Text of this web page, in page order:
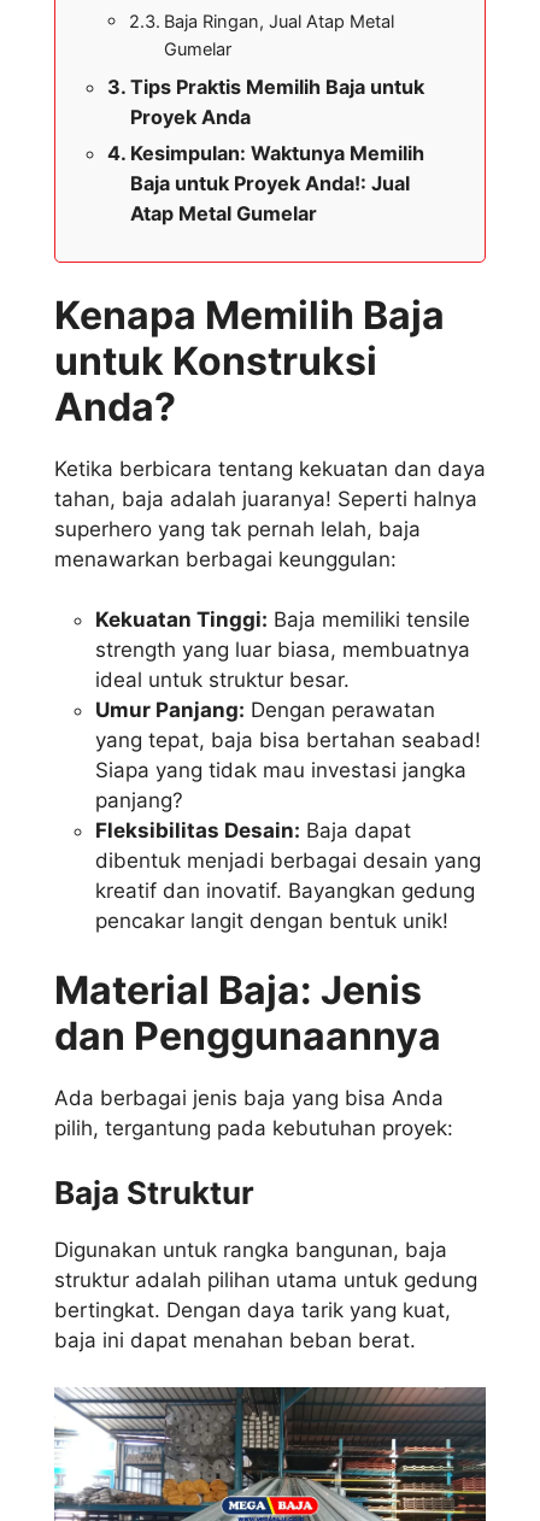
Baja Ringan, Jual Atap Metal
Gumelar
Tips Praktis Memilih Baja untuk
Proyek Anda
Kesimpulan: Waktunya Memilih
Baja untuk Proyek Anda!: Jual
Atap Metal Gumelar
Kenapa Memilih Baja
untuk Konstruksi
Anda?
Ketika berbicara tentang kekuatan dan daya
tahan, baja adalah juaranya! Seperti halnya
superhero yang tak pernah lelah, baja
menawarkan berbagai keunggulan:
Kekuatan Tinggi: Baja memiliki tensile
strength yang luar biasa, membuatnya
ideal untuk struktur besar.
Umur Panjang: Dengan perawatan
yang tepat, baja bisa bertahan seabad!
Siapa yang tidak mau investasi jangka
panjang?
Fleksibilitas Desain: Baja dapat
dibentuk menjadi berbagai desain yang
kreatif dan inovatif. Bayangkan gedung
pencakar langit dengan bentuk unik!
Material Baja: Jenis
dan Penggunaannya
Ada berbagai jenis baja yang bisa Anda
pilih, tergantung pada kebutuhan proyek:
Baja Struktur
Digunakan untuk rangka bangunan, baja
struktur adalah pilihan utama untuk gedung
bertingkat. Dengan daya tarik yang kuat,
baja ini dapat menahan beban berat.